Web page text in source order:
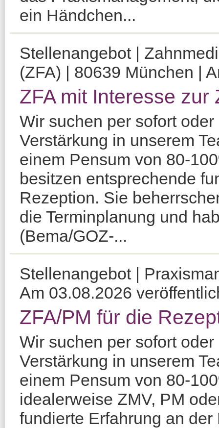
ein Händchen...
Stellenangebot |
(ZFA) | 80639 München |
ZFA mit Interesse zur
Wir suchen per sofort
Verstärkung in unserem
einem Pensum von 80-
besitzen entsprechende
Rezeption. Sie
die Terminplanung und
(Bema/GOZ-...
Stellenangebot |
Am 03.08.2026
ZFA/PM für die
Wir suchen per sofort
Verstärkung in unserem
einem Pensum von 80-
idealerweise ZMV, PM
fundierte Erfahrung an